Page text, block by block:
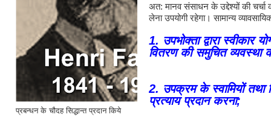
प्रबन्धन के चौदह सिद्धान्त प्रदान किये
अत: मानव संसाधन के उद्देश्यों की चर्चा
लेना उपयोगी रहेगा। सामान्य
1. उपभोक्ता द्वारा
वितरण की समुचित व्यवस्था
2. उपक्रम के स्वामियों तथा
प्रत्याय प्रदान करना;